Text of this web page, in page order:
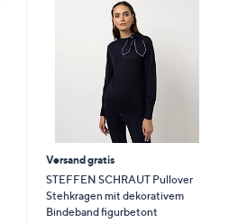
Versand gratis
STEFFEN SCHRAUT Pullover
Stehkragen mit dekorativem
Bindeband figurbetont